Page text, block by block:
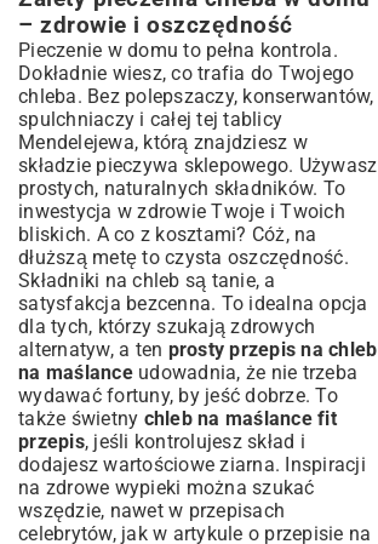
– zdrowie i oszczędność
Pieczenie w domu to pełna kontrola.
Dokładnie wiesz, co trafia do Twojego
chleba. Bez polepszaczy, konserwantów,
spulchniaczy i całej tej tablicy
Mendelejewa, którą znajdziesz w
składzie pieczywa sklepowego. Używasz
prostych, naturalnych składników. To
inwestycja w zdrowie Twoje i Twoich
bliskich. A co z kosztami? Cóż, na
dłuższą metę to czysta oszczędność.
Składniki na chleb są tanie, a
satysfakcja bezcenna. To idealna opcja
dla tych, którzy szukają zdrowych
alternatyw, a ten prosty przepis na chleb
na maślanceudowadnia, że nie trzeba
wydawać fortuny, by jeść dobrze. To
także świetny chleb na maślance fit
przepis, jeśli kontrolujesz skład i
dodajesz wartościowe ziarna. Inspiracji
na zdrowe wypieki można szukać
wszędzie, nawet w przepisach
celebrytów, jak w artykule o przepisie na